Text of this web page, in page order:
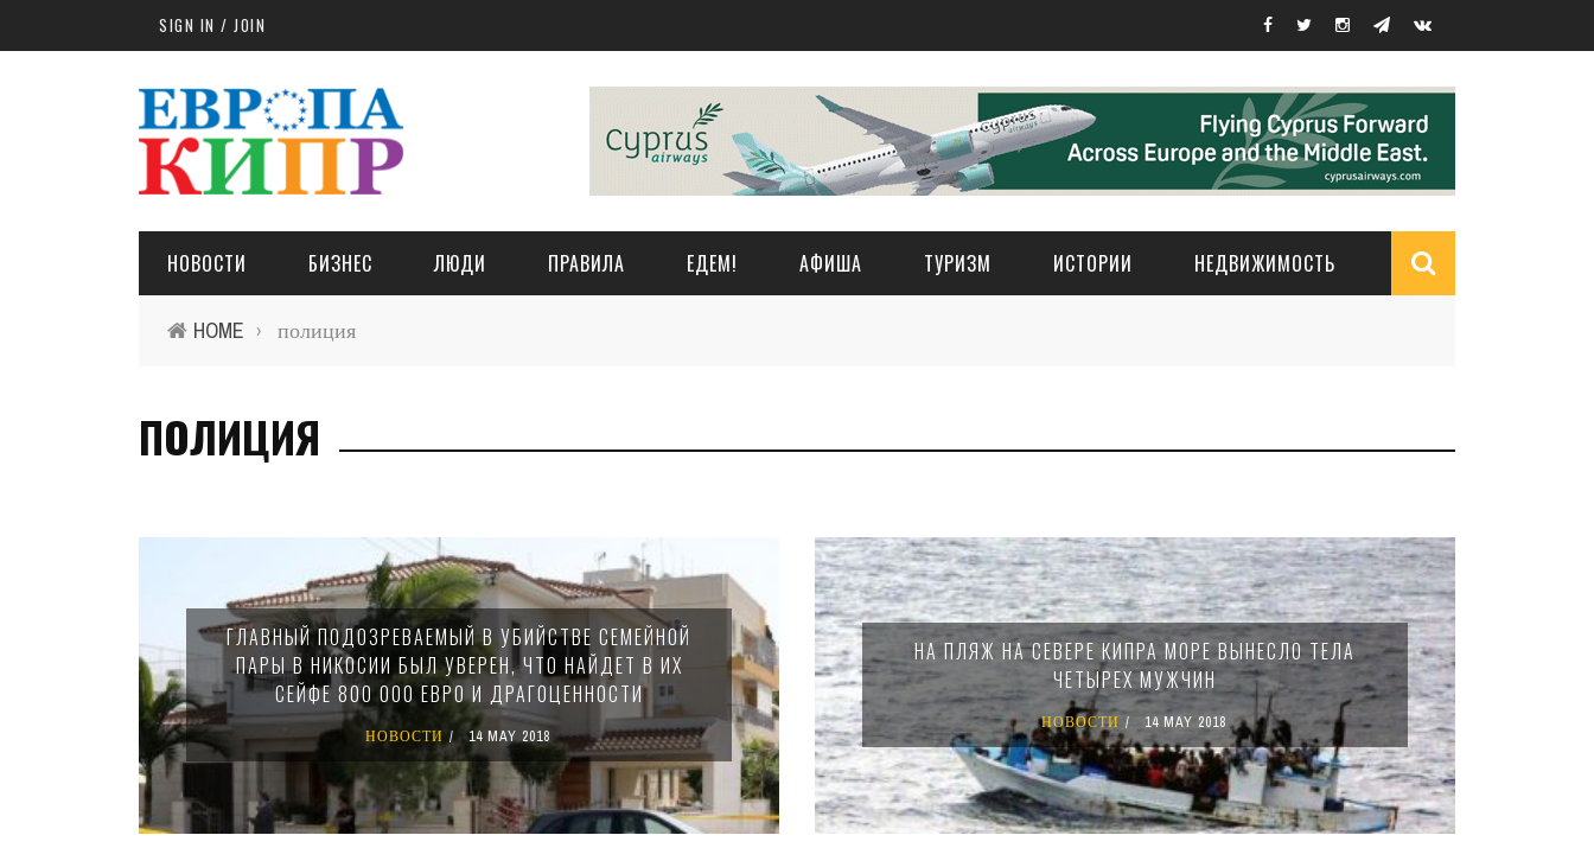
Skip to main contentSIGN IN / JOIN
НОВОСТИ БИЗНЕС ЛЮДИ ПРАВИЛА ЕДЕМ! АФИША ТУРИЗМ ИСТОРИИ НЕДВИЖИМОСТЬ
HOME › полиция
ПОЛИЦИЯ
ГЛАВНЫЙ ПОДОЗРЕВАЕМЫЙ В УБИЙСТВЕ СЕМЕЙНОЙ
ПАРЫ В НИКОСИИ БЫЛ УВЕРЕН, ЧТО НАЙДЕТ В ИХ
СЕЙФЕ 800 000 ЕВРО И ДРАГОЦЕННОСТИ
НОВОСТИ 14 MAY 2018
НА ПЛЯЖ НА СЕВЕРЕ КИПРА МОРЕ ВЫНЕСЛО ТЕЛА
ЧЕТЫРЕХ МУЖЧИН
НОВОСТИ 14 MAY 2018
Pages